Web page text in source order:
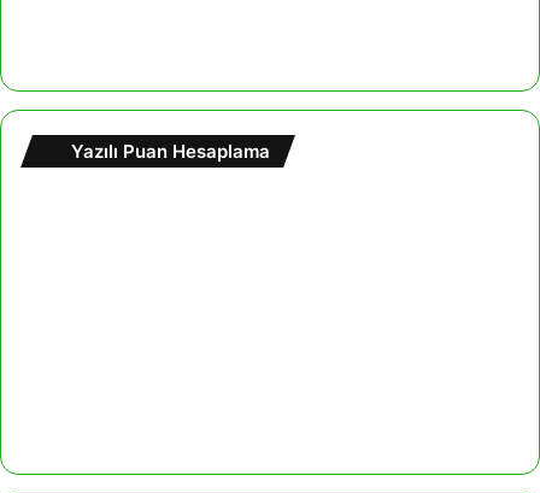
Yazılı Puan Hesaplama